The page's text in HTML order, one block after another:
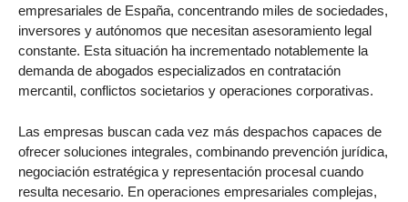
empresariales de España, concentrando miles de sociedades,
inversores y autónomos que necesitan asesoramiento legal
constante. Esta situación ha incrementado notablemente la
demanda de abogados especializados en contratación
mercantil, conflictos societarios y operaciones corporativas.
Las empresas buscan cada vez más despachos capaces de
ofrecer soluciones integrales, combinando prevención jurídica,
negociación estratégica y representación procesal cuando
resulta necesario. En operaciones empresariales complejas,